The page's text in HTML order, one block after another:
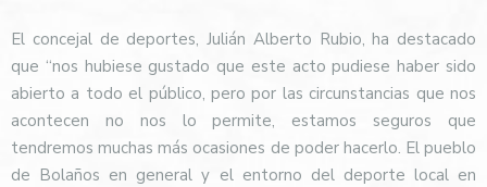
El concejal de deportes, Julián Alberto Rubio, ha destacado
que “nos hubiese gustado que este acto pudiese haber sido
abierto a todo el público, pero por las circunstancias que nos
acontecen no nos lo permite, estamos seguros que
tendremos muchas más ocasiones de poder hacerlo. El pueblo
de Bolaños en general y el entorno del deporte local en